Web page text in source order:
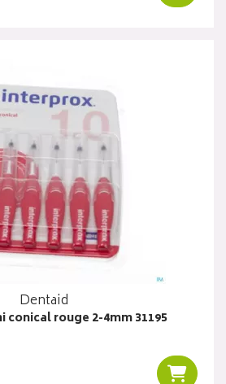
Dentaid
rouge 2-4mm 31195